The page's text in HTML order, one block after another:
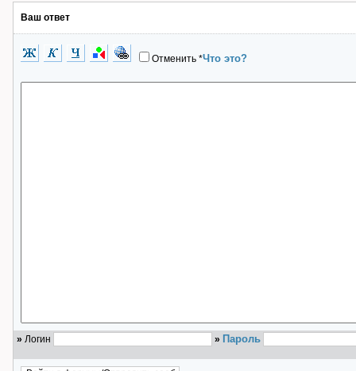
Ваш ответ
Отменить *Что это?
» Логин » Пароль